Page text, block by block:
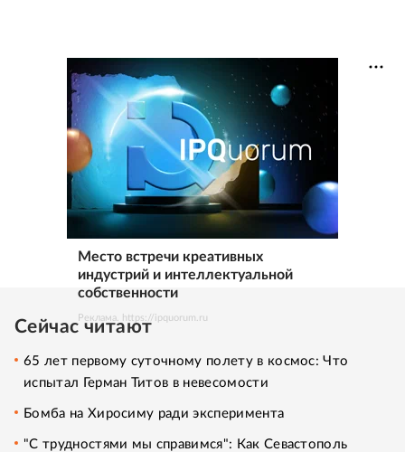
Место встречи креативных
индустрий и интеллектуальной
собственности
Реклама. https://ipquorum.ru
Сейчас читают
65 лет первому суточному полету в космос: Что
испытал Герман Титов в невесомости
Бомба на Хиросиму ради эксперимента
"С трудностями мы справимся": Как Севастополь